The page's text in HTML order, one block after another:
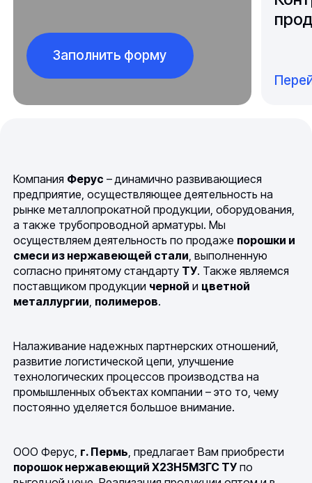
Заполнить форму
Компания Ферус – динамично развивающиеся
предприятие, осуществляющее деятельность на
рынке металлопрокатной продукции, оборудования,
а также трубопроводной арматуры. Мы
осуществляем деятельность по продаже порошки и
смеси из нержавеющей стали, выполненную
согласно принятому стандарту ТУ. Также являемся
поставщиком продукции черной и цветной
металлургии, полимеров.
Налаживание надежных партнерских отношений,
развитие логистической цепи, улучшение
технологических процессов производства на
промышленных объектах компании – это то, чему
постоянно уделяется большое внимание.
ООО Ферус, г. Пермь, предлагает Вам приобрести
порошок нержавеющий Х23Н5М3ГС ТУ по